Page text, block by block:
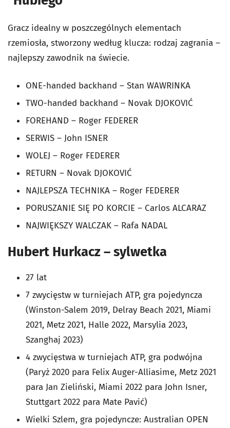
Gracz idealny w poszczególnych elementach
rzemiosła, stworzony według klucza: rodzaj zagrania –
najlepszy zawodnik na świecie.
ONE-handed backhand – Stan WAWRINKA
TWO-handed backhand – Novak DJOKOVIĆ
FOREHAND – Roger FEDERER
SERWIS – John ISNER
WOLEJ – Roger FEDERER
RETURN – Novak DJOKOVIĆ
NAJLEPSZA TECHNIKA – Roger FEDERER
PORUSZANIE SIĘ PO KORCIE – Carlos ALCARAZ
NAJWIĘKSZY WALCZAK – Rafa NADAL
Hubert Hurkacz – sylwetka
27 lat
7 zwycięstw w turniejach ATP, gra pojedyncza
(Winston-Salem 2019, Delray Beach 2021, Miami
2021, Metz 2021, Halle 2022, Marsylia 2023,
Szanghaj 2023)
4 zwycięstwa w turniejach ATP, gra podwójna
(Paryż 2020 para Felix Auger-Alliasime, Metz 2021
para Jan Zieliński, Miami 2022 para John Isner,
Stuttgart 2022 para Mate Pavić)
Wielki Szlem, gra pojedyncze: Australian OPEN